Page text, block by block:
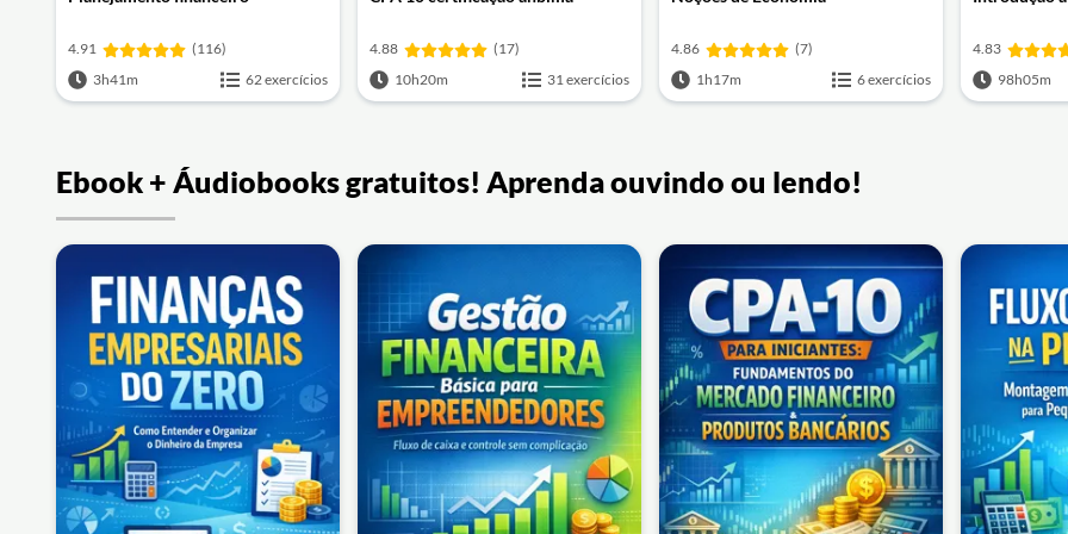
4.91
(116)
3h41m
62 exercícios
4.88
(17)
10h20m
31 exercícios
4.86
(7)
1h17m
6 exercícios
4.83
98h05m
Ebook + Áudiobooks gratuitos! Aprenda ouvindo ou lendo!